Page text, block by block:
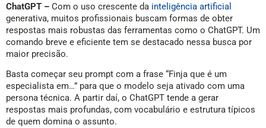
ChatGPT – Com o uso crescente da inteligência artificial
generativa, muitos profissionais buscam formas de obter
respostas mais robustas das ferramentas como o ChatGPT. Um
comando breve e eficiente tem se destacado nessa busca por
maior precisão.
Basta começar seu prompt com a frase “Finja que é um
especialista em…” para que o modelo seja ativado com uma
persona técnica. A partir daí, o ChatGPT tende a gerar
respostas mais profundas, com vocabulário e estrutura típicos
de quem domina o assunto.